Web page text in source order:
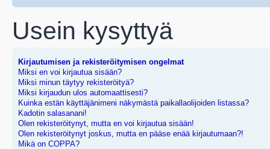
Usein kysyttyä
Kirjautumisen ja rekisteröitymisen ongelmat
Miksi en voi kirjautua sisään?
Miksi minun täytyy rekisteröityä?
Miksi kirjaudun ulos automaattisesti?
Kuinka estän käyttäjänimeni näkymästä paikallaolijoiden listassa?
Kadotin salasanani!
Olen rekisteröitynyt, mutta en voi kirjautua sisään!
Olen rekisteröitynyt joskus, mutta en pääse enää kirjautumaan?!
Mikä on COPPA?